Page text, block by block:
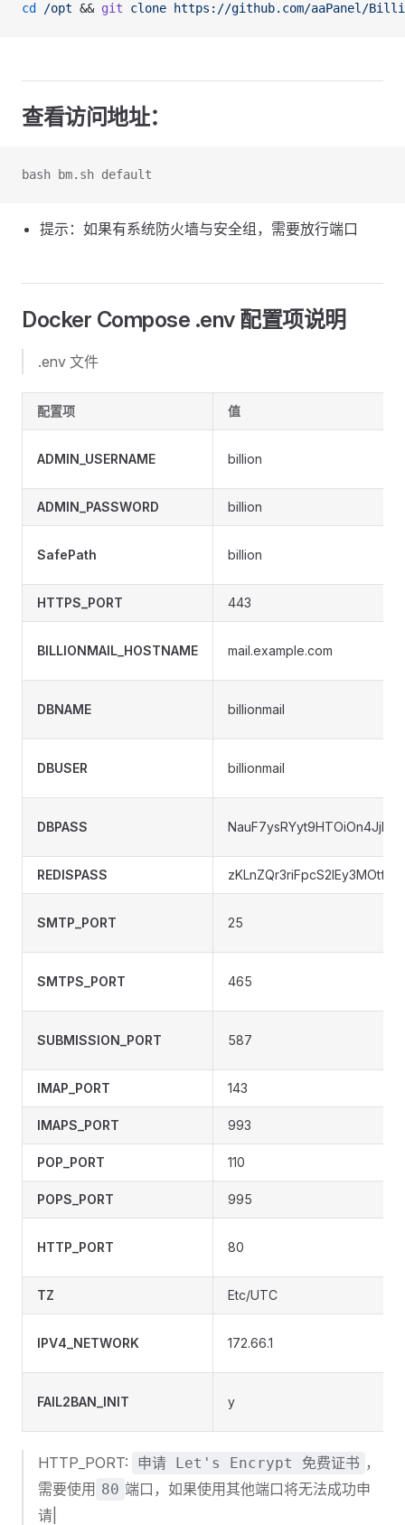
cd /opt && git clone https://github.com/aaPanel/
查看访问地址：
bash bm.sh default
提示：如果有系统防火墙与安全组，需要放行端口
Docker Compose .env 配置项说明
.env 文件
配置项 值
ADMIN_USERNAME billion
ADMIN_PASSWORD billion
SafePath billion
HTTPS_PORT 443
BILLIONMAIL_HOSTNAME mail.example.com
DBNAME billionmail
DBUSER billionmail
DBPASS
REDISPASS
SMTP_PORT 25
SMTPS_PORT 465
SUBMISSION_PORT 587
IMAP_PORT 143
IMAPS_PORT 993
POP_PORT 110
POPS_PORT 995
HTTP_PORT 80
TZ Etc/UTC
IPV4_NETWORK 172.66.1
FAIL2BAN_INIT y
HTTP_PORT: 申请 Let's Encrypt 免费证书 ，
需要使用 80 端口，如果使用其他端口将无法成功申
请|